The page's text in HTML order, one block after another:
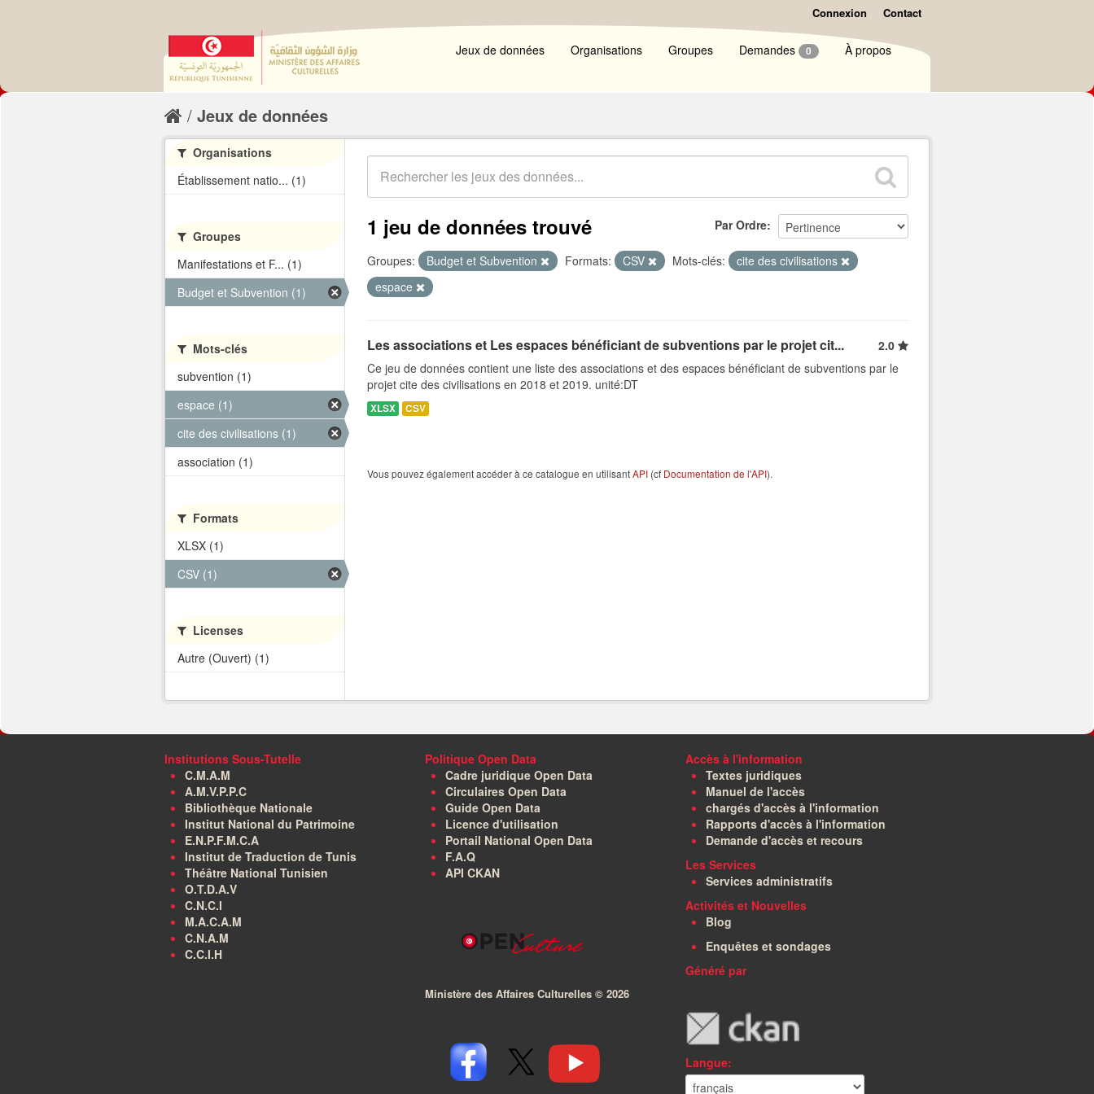
Connexion Contact
Jeux de données Organisations Groupes Demandes 0 À propos
Jeux de données
Par Ordre
1 jeu de données trouvé
Groupes: Budget et Subvention Formats: CSV Mots-clés:
cite des civilisations
espace
Les associations et Les espaces bénéficiant de subventions par le projet cit...
2.0
Ce jeu de données contient une liste des associations et des espaces bénéficiant de subventions par le
projet cite des civilisations en 2018 et 2019. unité:DT
XLSX CSV
Vous pouvez également accéder à ce catalogue en utilisantAPI (cf Documentation de l'API).
Organisations
Établissement natio... (1)
Groupes
Manifestations et F... (1)
Budget et Subvention (1)
Mots-clés
subvention (1)
espace (1)
cite des civilisations (1)
association (1)
Formats
XLSX (1)
CSV (1)
Licenses
Autre (Ouvert) (1)
Institutions Sous-Tutelle
C.M.A.M
A.M.V.P.P.C
Bibliothèque Nationale
Institut National du Patrimoine
E.N.P.F.M.C.A
Institut de Traduction de Tunis
Théâtre National Tunisien
O.T.D.A.V
C.N.C.I
M.A.C.A.M
C.N.A.M
C.C.I.H
Politique Open Data
Cadre juridique Open Data
Circulaires Open Data
Guide Open Data
Licence d'utilisation
Portail National Open Data
F.A.Q
API CKAN
Ministère des Affaires Culturelles © 2026
Accès à l'information
Textes juridiques
Manuel de l'accès
chargés d'accès à l'information
Rapports d'accès à l'information
Demande d'accès et recours
Les Services
Services administratifs
Activités et Nouvelles
Blog
Enquêtes et sondages
Généré par
Langue